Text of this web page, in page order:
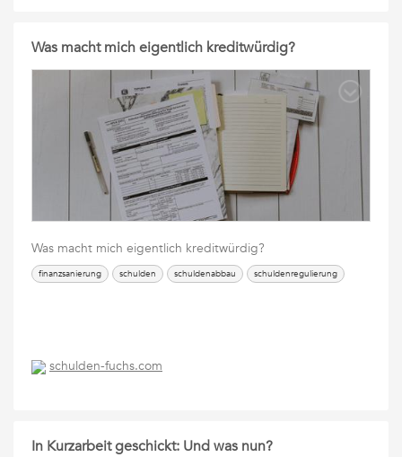
Was macht mich eigentlich kreditwürdig?
Was macht mich eigentlich kreditwürdig?
finanzsanierung schulden schuldenabbau schuldenregulierung
schulden-fuchs.com
In Kurzarbeit geschickt: Und was nun?